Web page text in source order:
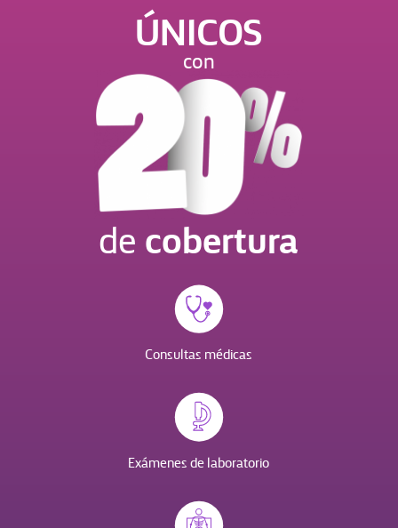
ÚNICOS
con
decobertura
Consultas médicas
Exámenes de laboratorio